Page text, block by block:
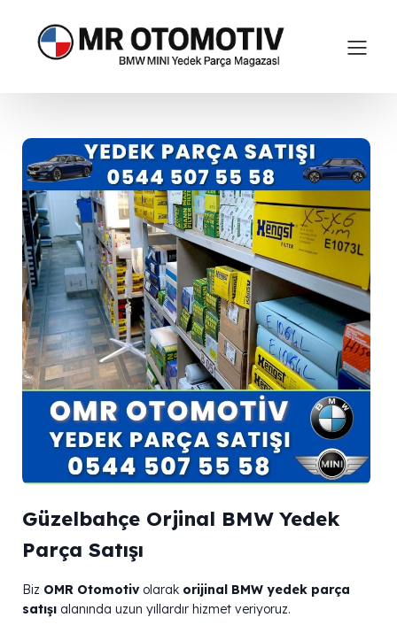
Güzelbahçe Orjinal BMW Yedek
Parça Satışı
Biz OMR Otomotivolarak orijinal BMW yedek parça
satışı alanında uzun yıllardır hizmet veriyoruz.